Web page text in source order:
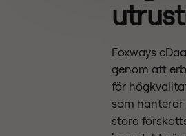
Foxways
genom att
för
som
stora